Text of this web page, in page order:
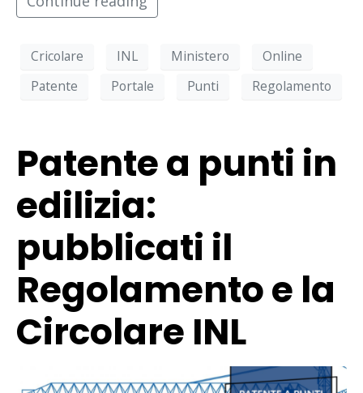
Cricolare INL Ministero
Online
Patente
Portale Punti Regolamento
Patente a punti in
edilizia:
pubblicati il
Regolamento e la
Circolare INL